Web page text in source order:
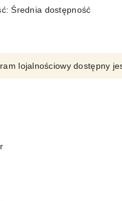
Średnia dostępność
lojalnościowy dostępny